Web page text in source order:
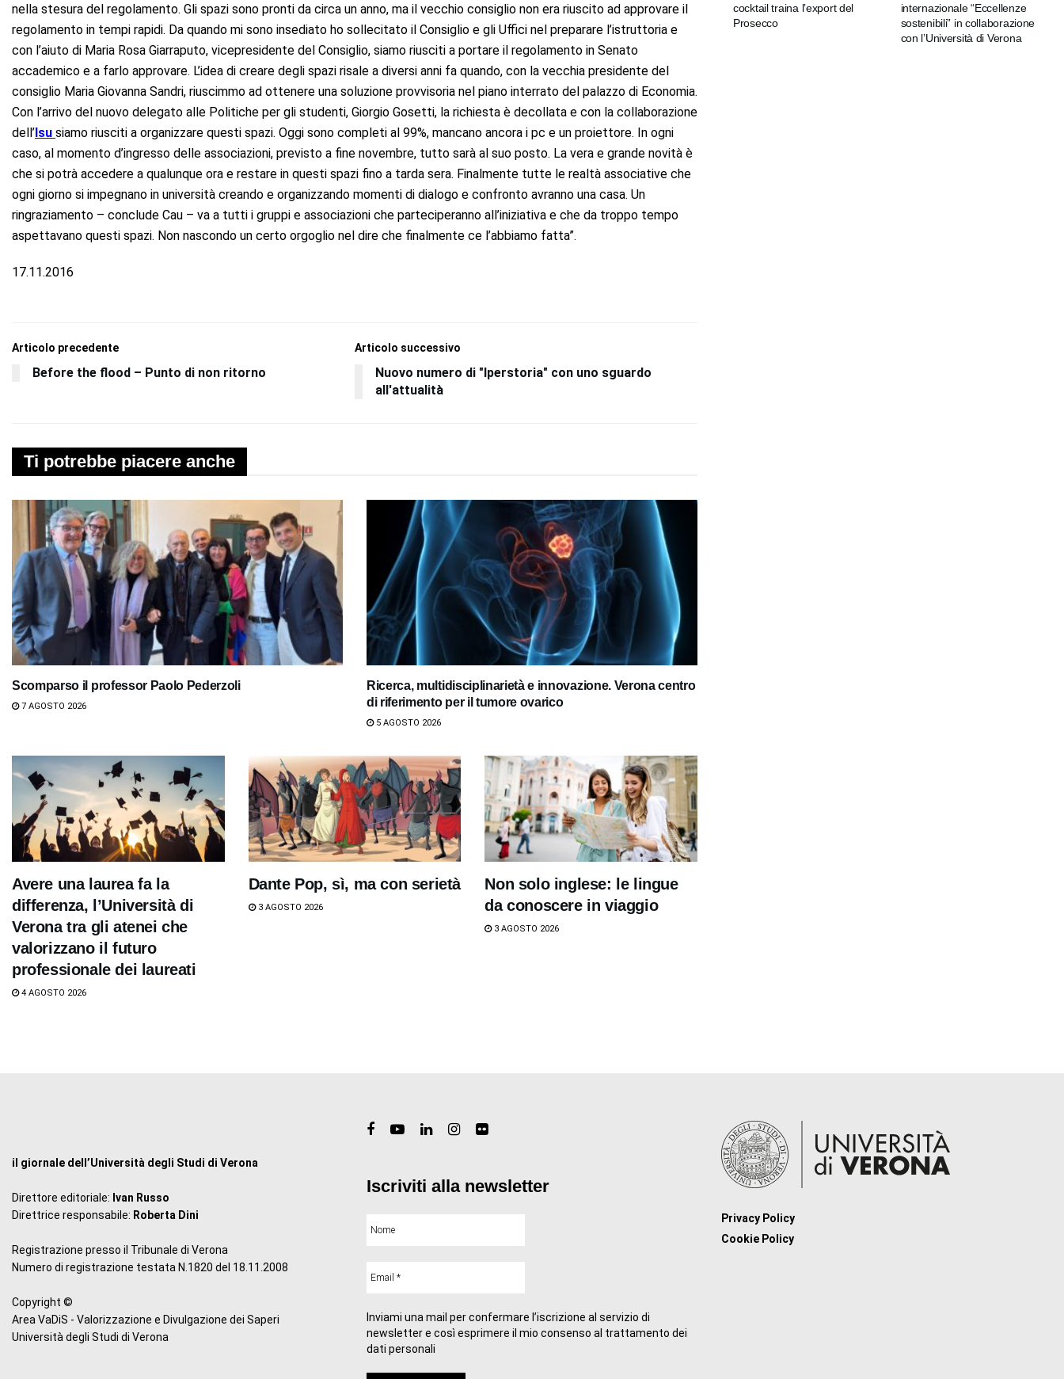
nella stesura del regolamento. Gli spazi sono pronti da circa un anno, ma il vecchio consiglio non era riuscito ad approvare il
regolamento in tempi rapidi. Da quando mi sono insediato ho sollecitato il Consiglio e gli Uffici nel preparare l’istruttoria e
con l’aiuto di Maria Rosa Giarraputo, vicepresidente del Consiglio, siamo riusciti a portare il regolamento in Senato
accademico e a farlo approvare. L’idea di creare degli spazi risale a diversi anni fa quando, con la vecchia presidente del
consiglio Maria Giovanna Sandri, riuscimmo ad ottenere una soluzione provvisoria nel piano interrato del palazzo di Economia.
Con l’arrivo del nuovo delegato alle Politiche per gli studenti, Giorgio Gosetti, la richiesta è decollata e con la collaborazione
dell’Isu siamo riusciti a organizzare questi spazi. Oggi sono completi al 99%, mancano ancora i pc e un proiettore. In ogni
caso, al momento d’ingresso delle associazioni, previsto a fine novembre, tutto sarà al suo posto. La vera e grande novità è
che si potrà accedere a qualunque ora e restare in questi spazi fino a tarda sera. Finalmente tutte le realtà associative che
ogni giorno si impegnano in università creando e organizzando momenti di dialogo e confronto avranno una casa. Un
ringraziamento – conclude Cau – va a tutti i gruppi e associazioni che parteciperanno all’iniziativa e che da troppo tempo
aspettavano questi spazi. Non nascondo un certo orgoglio nel dire che finalmente ce l’abbiamo fatta”.
17.11.2016
Articolo precedente
Before the flood – Punto di non ritorno
Articolo successivo
Nuovo numero di "Iperstoria" con uno sguardo
all'attualità
Ti potrebbe piacere anche
Scomparso il professor Paolo Pederzoli
7 AGOSTO 2026
Ricerca, multidisciplinarietà e innovazione. Verona centro
di riferimento per il tumore ovarico
5 AGOSTO 2026
Avere una laurea fa la
differenza, l’Università di
Verona tra gli atenei che
valorizzano il futuro
professionale dei laureati
4 AGOSTO 2026
Dante Pop, sì, ma con serietà
3 AGOSTO 2026
Non solo inglese: le lingue
da conoscere in viaggio
3 AGOSTO 2026
cocktail traina l’export del
Prosecco
internazionale “Eccellenze
sostenibili” in collaborazione
con l’Università di Verona
il giornale dell’Università degli Studi di Verona
Direttore editoriale: Ivan Russo
Direttrice responsabile: Roberta Dini
Registrazione presso il Tribunale di Verona
Numero di registrazione testata N.1820 del 18.11.2008
Copyright ©
Area VaDiS - Valorizzazione e Divulgazione dei Saperi
Università degli Studi di Verona
Iscriviti alla newsletter
Inviami una mail per confermare l’iscrizione al servizio di
newsletter e così esprimere il mio consenso al trattamento dei
dati personali
Privacy Policy
Cookie Policy